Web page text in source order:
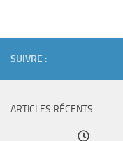
SUIVRE :
ARTICLES RÉCENTS